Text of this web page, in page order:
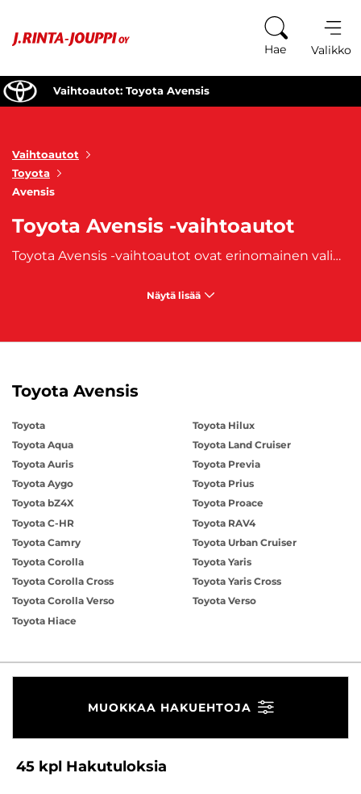
Hae Valikko
Vaihtoautot: Toyota Avensis
Vaihtoautot
Toyota
Avensis
Toyota Avensis -vaihtoautot
Toyota Avensis -vaihtoautot ovat erinomainen valinta niille, jotka etsivät
Näytä lisää
Toyota Avensis
Toyota
Toyota Aqua
Toyota Auris
Toyota Aygo
Toyota bZ4X
Toyota C-HR
Toyota Camry
Toyota Corolla
Toyota Corolla Cross
Toyota Corolla Verso
Toyota Hiace
Toyota Hilux
Toyota Land Cruiser
Toyota Previa
Toyota Prius
Toyota Proace
Toyota RAV4
Toyota Urban Cruiser
Toyota Yaris
Toyota Yaris Cross
Toyota Verso
MUOKKAA HAKUEHTOJA
45 kpl Hakutuloksia